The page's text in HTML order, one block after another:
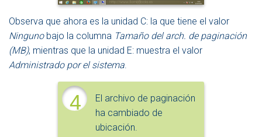
Observa que ahora es la unidad C: la que tiene el valor
Ningunobajo la columna Tamaño del arch. de paginación
(MB), mientras que la unidad E: muestra el valor
Administrado por el sistema
4
El archivo de paginación
ha cambiado de
ubicación.